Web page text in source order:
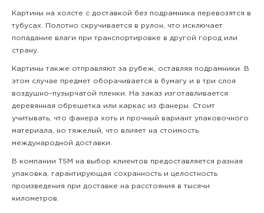
Картины на холсте с доставкой без подрамника перевозятся в
тубусах. Полотно скручивается в рулон, что исключает
попадание влаги при транспортировке в другой город или
страну.
Картины также отправляют за рубеж, оставляя подрамники. В
этом случае предмет оборачивается в бумагу и в три слоя
воздушно–пузырчатой пленки. На заказ изготавливается
деревянная обрешетка или каркас из фанеры. Стоит
учитывать, что фанера хоть и прочный вариант упаковочного
материала, но тяжелый, что влияет на стоимость
международной доставки.
В компании TSM на выбор клиентов предоставляется разная
упаковка, гарантирующая сохранность и целостность
произведения при доставке на расстояния в тысячи
километров.